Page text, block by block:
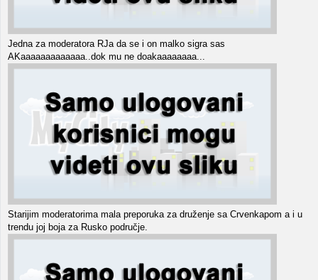
Jedna za moderatora RJa da se i on malko sigra sas
AKaaaaaaaaaaaaa..dok mu ne doakaaaaaaaa...
Starijim moderatorima mala preporuka za druženje sa Crvenkapom a i u
trendu joj boja za Rusko područje.